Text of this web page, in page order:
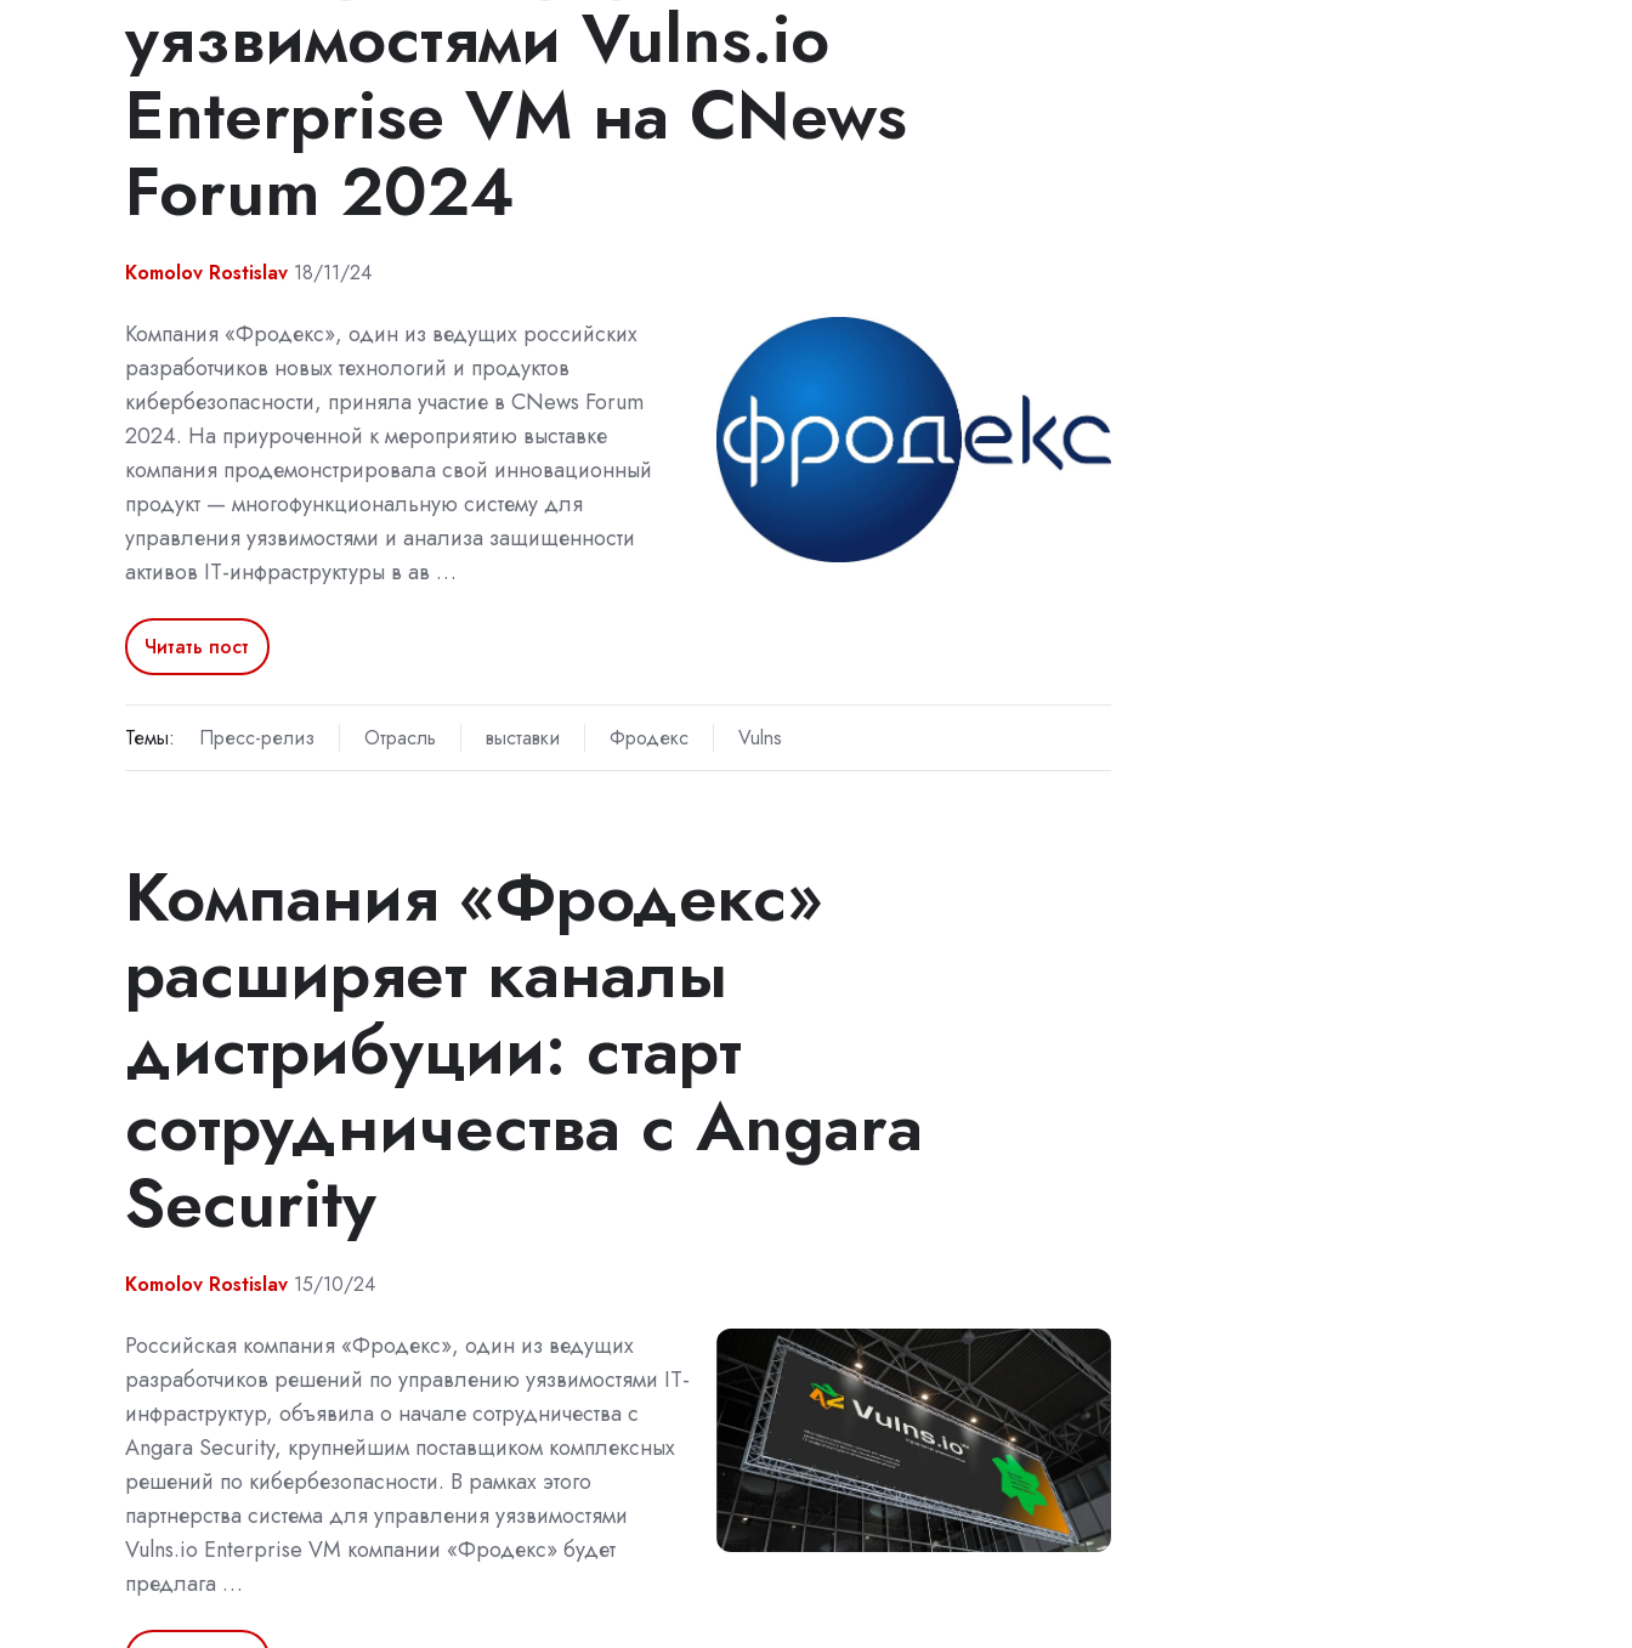
уязвимостями Vulns.io
Enterprise VM на CNews
Forum 2024
Komolov Rostislav 18/11/24
Компания «Фродекс», один из ведущих российских
разработчиков новых технологий и продуктов
кибербезопасности, приняла участие в CNews Forum
2024. На приуроченной к мероприятию выставке
компания продемонстрировала свой инновационный
продукт — многофункциональную систему для
управления уязвимостями и анализа защищенности
активов IT-инфраструктуры в ав …
Читать пост
Темы: Пресс-релиз Отрасль выставки Фродекс Vulns
Компания «Фродекс»
расширяет каналы
дистрибуции: старт
сотрудничества с Angara
Security
Komolov Rostislav 15/10/24
Российская компания «Фродекс», один из ведущих
разработчиков решений по управлению уязвимостями IT-
инфраструктур, объявила о начале сотрудничества с
Angara Security, крупнейшим поставщиком комплексных
решений по кибербезопасности. В рамках этого
партнерства система для управления уязвимостями
Vulns.io Enterprise VM компании «Фродекс» будет
предлага …